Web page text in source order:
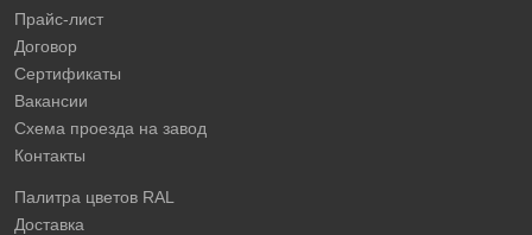
Прайс-лист
Договор
Сертификаты
Вакансии
Схема проезда на завод
Контакты
Палитра цветов RAL
Доставка